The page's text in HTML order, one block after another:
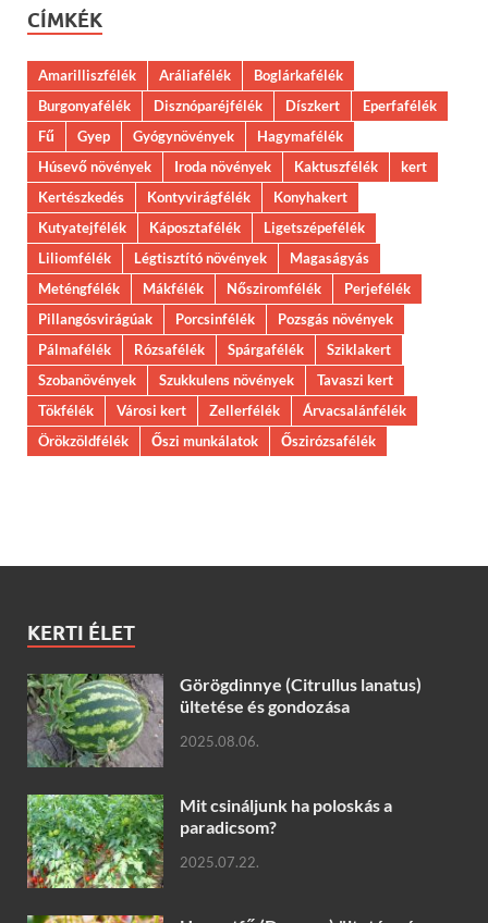
CÍMKÉK
Amarilliszfélék Aráliafélék
Boglárkafélék
Burgonyafélék
Disznóparéjfélék Díszkert
Eperfafélék
Fű
Gyep Gyógynövények
Hagymafélék
Húsevő növények
Iroda növények Kaktuszfélék
kert
Kertészkedés
Kontyvirágfélék
Konyhakert
Kutyatejfélék
Káposztafélék
Ligetszépefélék
Liliomfélék
Légtisztító növények
Magaságyás
Meténgfélék
Mákfélék Nősziromfélék
Perjefélék
Pillangósvirágúak
Porcsinfélék
Pozsgás növények
Pálmafélék
Rózsafélék Spárgafélék
Sziklakert
Szobanövények
Szukkulens növények
Tavaszi kert
Tökfélék
Városi kert Zellerfélék
Árvacsalánfélék
Örökzöldfélék
Őszi munkálatok Őszirózsafélék
KERTI ÉLET
Görögdinnye (Citrullus lanatus)
ültetése és gondozása
2025.08.06.
Mit csináljunk ha poloskás a
paradicsom?
2025.07.22.